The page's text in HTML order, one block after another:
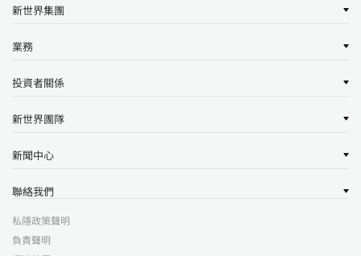
新世界集團
業務
投資者關係
新世界團隊
新聞中心
聯絡我們
私隱政策聲明
負責聲明